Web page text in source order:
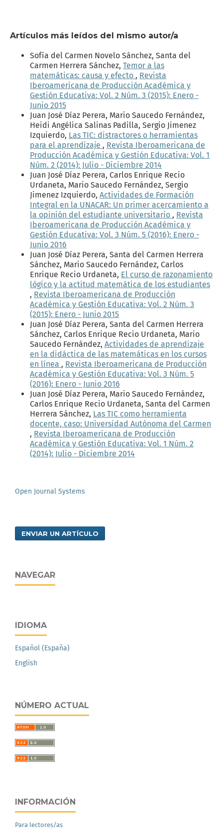
Artículos más leídos del mismo autor/a
Sofía del Carmen Novelo Sánchez, Santa del
Carmen Herrera Sánchez, Temor a las
matemáticas: causa y efecto , Revista
Iberoamericana de Producción Académica y
Gestión Educativa: Vol. 2 Núm. 3 (2015): Enero -
Junio 2015
Juan José Díaz Perera, Mario Saucedo Fernández,
Heidi Angélica Salinas Padilla, Sergio Jimenez
Izquierdo, Las TIC: distractores o herramientas
para el aprendizaje , Revista Iberoamericana de
Producción Académica y Gestión Educativa: Vol. 1
Núm. 2 (2014): Julio - Diciembre 2014
Juan José Díaz Perera, Carlos Enrique Recio
Urdaneta, Mario Saucedo Fernández, Sergio
Jimenez Izquierdo, Actividades de Formación
Integral en la UNACAR: Un primer acercamiento a
la opinión del estudiante universitario , Revista
Iberoamericana de Producción Académica y
Gestión Educativa: Vol. 3 Núm. 5 (2016): Enero -
Junio 2016
Juan José Díaz Perera, Santa del Carmen Herrera
Sánchez, Mario Saucedo Fernández, Carlos
Enrique Recio Urdaneta, El curso de razonamiento
lógico y la actitud matemática de los estudiantes
, Revista Iberoamericana de Producción
Académica y Gestión Educativa: Vol. 2 Núm. 3
(2015): Enero - Junio 2015
Juan José Díaz Perera, Santa del Carmen Herrera
Sánchez, Carlos Enrique Recio Urdaneta, Mario
Saucedo Fernández, Actividades de aprendizaje
en la didáctica de las matemáticas en los cursos
en línea , Revista Iberoamericana de Producción
Académica y Gestión Educativa: Vol. 3 Núm. 5
(2016): Enero - Junio 2016
Juan José Díaz Perera, Mario Saucedo Fernández,
Carlos Enrique Recio Urdaneta, Santa del Carmen
Herrera Sánchez, Las TIC como herramienta
docente, caso: Universidad Autónoma del Carmen
, Revista Iberoamericana de Producción
Académica y Gestión Educativa: Vol. 1 Núm. 2
(2014): Julio - Diciembre 2014
Open Journal Systems
ENVIAR UN ARTÍCULO
NAVEGAR
IDIOMA
Español (España)
English
NÚMERO ACTUAL
INFORMACIÓN
Para lectores/as